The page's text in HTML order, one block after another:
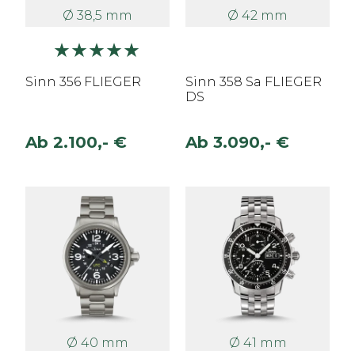
Ø 38,5 mm
Sinn 356 FLIEGER
Ab 2.100,- €
Ø 42 mm
Sinn 358 Sa FLIEGER
DS
Ab 3.090,- €
Ø 40 mm Ø 41 mm